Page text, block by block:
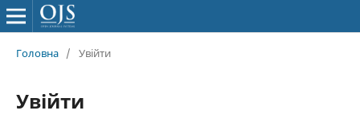
Головна / Увійти
Увійти